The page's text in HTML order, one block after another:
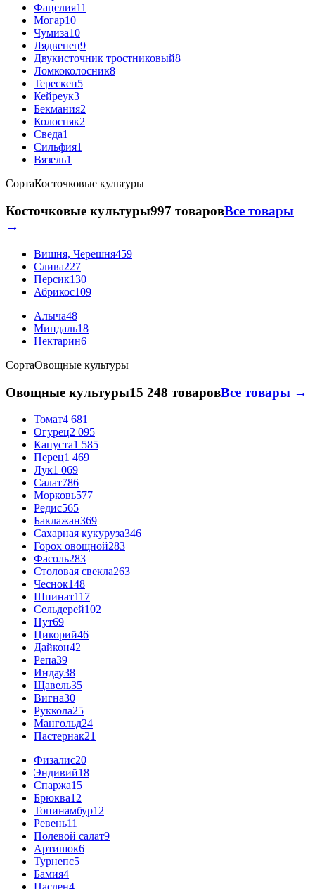
Фацелия11
Могар10
Чумиза10
Лядвенец9
Двукисточник тростниковый8
Ломкоколосник8
Терескен5
Кейреук3
Бекмания2
Колосняк2
Сведа1
Сильфия1
Вязель1
СортаКосточковые культуры
Косточковые культуры997 товаровВсе товары
→
Вишня, Черешня459
Слива227
Персик130
Абрикос109
Алыча48
Миндаль18
Нектарин6
СортаОвощные культуры
Овощные культуры15 248 товаровВсе товары →
Томат4 681
Огурец2 095
Капуста1 585
Перец1 469
Лук1 069
Салат786
Морковь577
Редис565
Баклажан369
Сахарная кукуруза346
Горох овощной283
Фасоль283
Столовая свекла263
Чеснок148
Шпинат117
Сельдерей102
Нут69
Цикорий46
Дайкон42
Репа39
Индау38
Щавель35
Вигна30
Руккола25
Мангольд24
Пастернак21
Физалис20
Эндивий18
Спаржа15
Брюква12
Топинамбур12
Ревень11
Полевой салат9
Артишок6
Турнепс5
Бамия4